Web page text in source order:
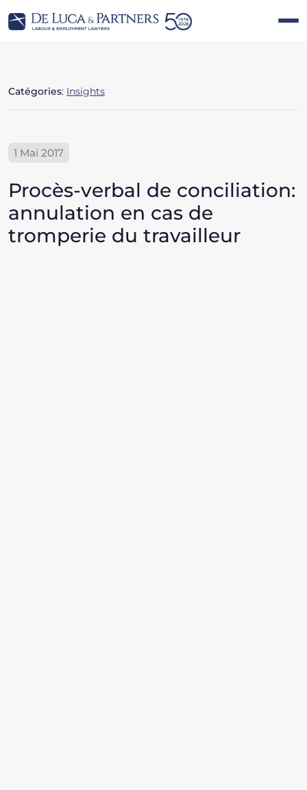
Catégories: Insights
1 Mai 2017
Procès-verbal de conciliation:
annulation en cas de
tromperie du travailleur